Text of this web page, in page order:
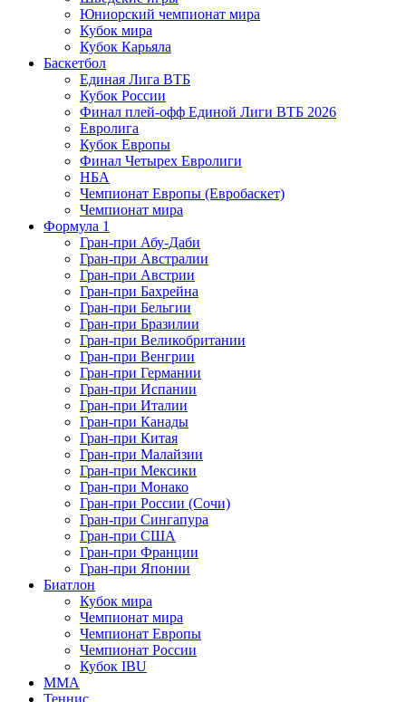
Юниорский чемпионат мира
Кубок мира
Кубок Карьяла
Баскетбол
Единая Лига ВТБ
Кубок России
Финал плей-офф Единой Лиги ВТБ 2026
Евролига
Кубок Европы
Финал Четырех Евролиги
НБА
Чемпионат Европы (Евробаскет)
Чемпионат мира
Формула 1
Гран-при Абу-Даби
Гран-при Австралии
Гран-при Австрии
Гран-при Бахрейна
Гран-при Бельгии
Гран-при Бразилии
Гран-при Великобритании
Гран-при Венгрии
Гран-при Германии
Гран-при Испании
Гран-при Италии
Гран-при Канады
Гран-при Китая
Гран-при Малайзии
Гран-при Мексики
Гран-при Монако
Гран-при России (Сочи)
Гран-при Сингапура
Гран-при США
Гран-при Франции
Гран-при Японии
Биатлон
Кубок мира
Чемпионат мира
Чемпионат Европы
Чемпионат России
Кубок IBU
MMA
Теннис